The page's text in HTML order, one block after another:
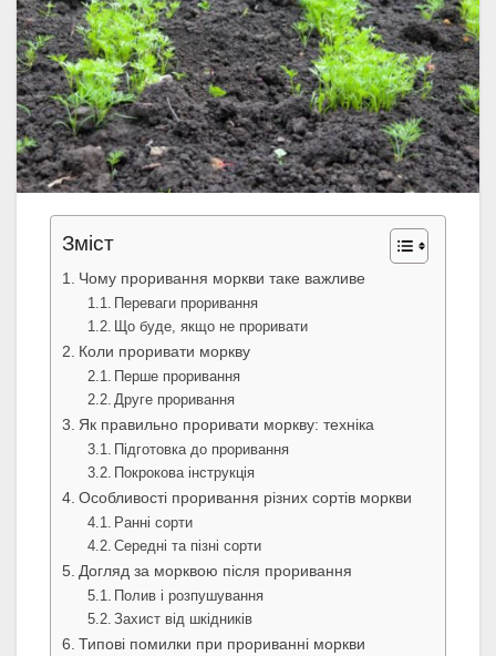
Зміст
Чому проривання моркви таке важливе
Переваги проривання
Що буде, якщо не проривати
Коли проривати моркву
Перше проривання
Друге проривання
Як правильно проривати моркву: техніка
Підготовка до проривання
Покрокова інструкція
Особливості проривання різних сортів моркви
Ранні сорти
Середні та пізні сорти
Догляд за морквою після проривання
Полив і розпушування
Захист від шкідників
Типові помилки при прориванні моркви